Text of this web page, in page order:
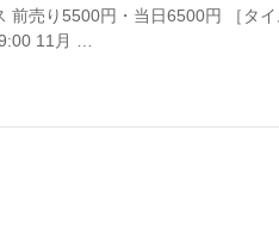
前売り5500円・当日6500円 ［タ
11月 …